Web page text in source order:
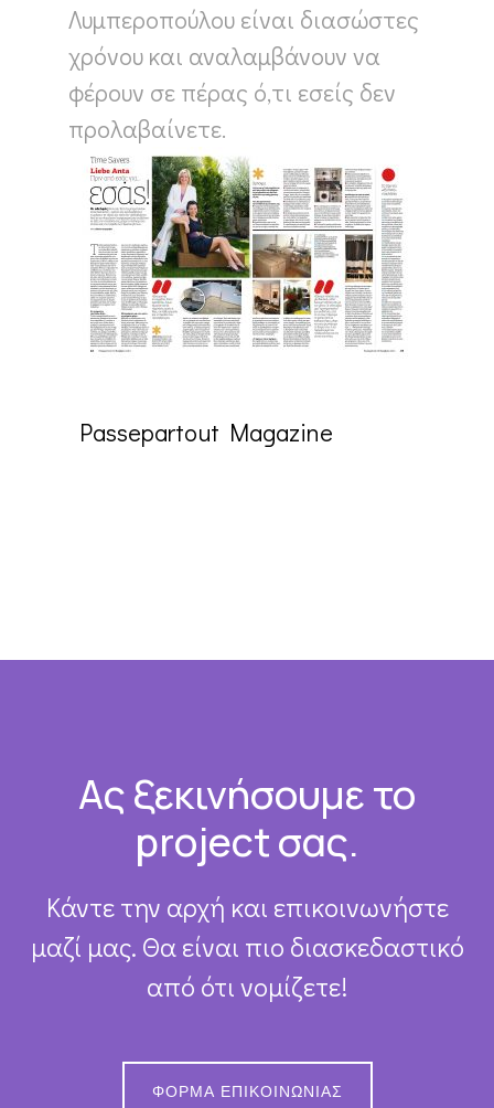
Λυμπεροπούλου είναι διασώστες
χρόνου και αναλαμβάνουν να
φέρουν σε πέρας ό,τι εσείς δεν
προλαβαίνετε.
Passepartout Magazine
FooterΑς ξεκινήσουμε το
project σας.
Κάντε την αρχή και επικοινωνήστε
μαζί μας. Θα είναι πιο διασκεδαστικό
από ότι νομίζετε!
ΦΌΡΜΑ ΕΠΙΚΟΙΝΩΝΊΑΣ